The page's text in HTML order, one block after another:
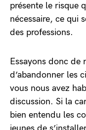
présente le risque
nécessaire, ce qui
des professions.
Essayons donc de
d’abandonner les
vous nous avez
discussion. Si la
bien entendu les